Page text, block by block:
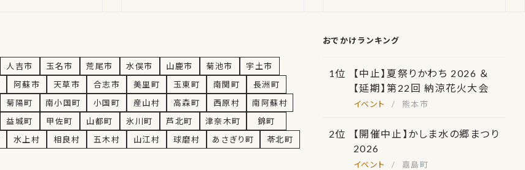
人吉市 玉名市 荒尾市 水俣市 山鹿市 菊池市
宇土市
阿蘇市 天草市 合志市 美里町 玉東町 南関町
長洲町
菊陽町 南小国町 小国町 産山村 高森町 西原村
南阿蘇村
益城町 甲佐町 山都町 氷川町 芦北町 津奈木町
錦町
水上村 相良村 五木村 山江村 球磨村 あさぎり町 苓北町
おでかけランキング
【中止】夏祭りかわち 2026 ＆
【延期】第22回 納涼花火大会
熊本市
【開催中止】かしま水の郷まつり
2026
嘉島町